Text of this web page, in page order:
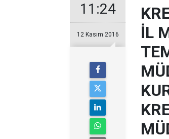
11:24
12 Kasım 2016
İL